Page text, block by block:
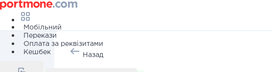
Мобільний
Перекази
Оплата за реквізитами
Кешбек
Назад